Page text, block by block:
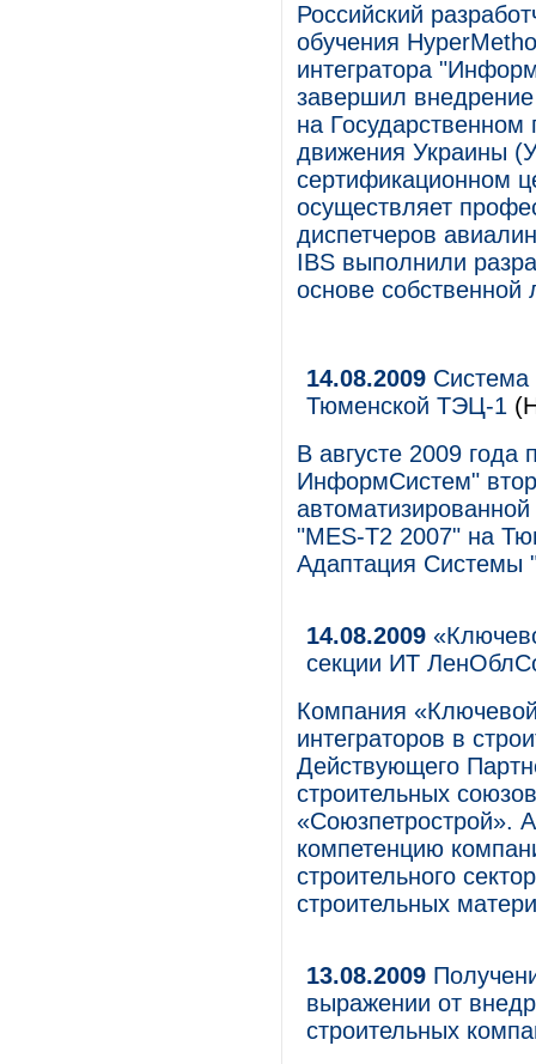
Российский
обучения
интегратора
завершил
на
движения Украины
сертификационном
осуществляет
диспетчеров
IBS выполнили
основе собственной
14.08.2009 Система
Тюменской ТЭЦ-1
В августе 2009
ИнформСистем"
"MES-T2 2007" на
Адаптация Системы
14.08.2009
секции ИТ
Компания
интеграторов в
Действующего
строительных
«Союзпетрострой».
компетенцию
строительного
строительных
13.08.2009
выражении от
строительных